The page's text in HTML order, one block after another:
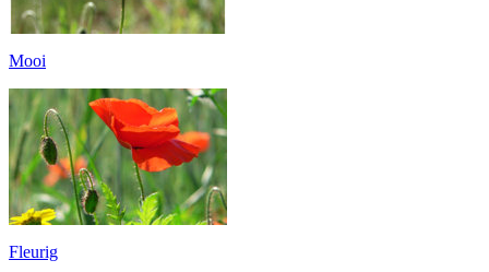
Mooi
Fleurig